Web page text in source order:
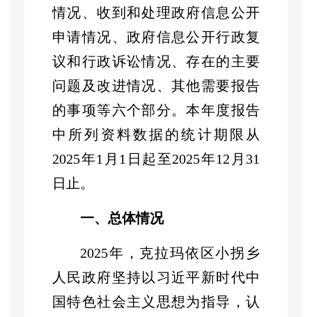
情况、收到和处理政府信息公开
申请情况、政府信息公开行政复
议和行政诉讼情况、存在的主要
问题及改进情况、其他需要报告
的事项等六个部分。本年度报告
中 所列资料数据的统计期限从
2025年1 月 1 日起至2025年12 月 31
日止。
一、总体情况
2025年，克拉玛依 区小拐乡
人民政府坚持以习近平新时代中
国特色社会主义思想为指导，认